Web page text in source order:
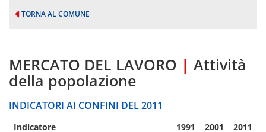
TORNA AL COMUNE
MERCATO DEL LAVORO | Attività
della popolazione
INDICATORI AI CONFINI DEL 2011
Indicatore 1991 2001 2011